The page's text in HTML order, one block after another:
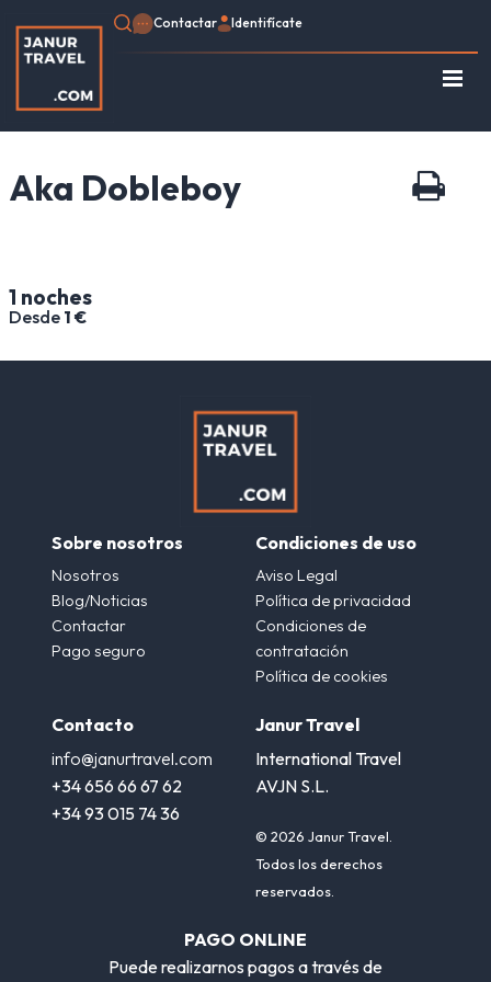
Contactar Identifícate
Inicio
Aka Dobleboy
1 noches
Desde 1 €
Sobre nosotros
Nosotros
Blog/Noticias
Contactar
Pago seguro
Condiciones de uso
Aviso Legal
Política de privacidad
Condiciones de
contratación
Política de cookies
Contacto
info@janurtravel.com
+34 656 66 67 62
+34 93 015 74 36
Janur Travel
International Travel
AVJN S.L.
© 2026 Janur Travel.
Todos los derechos
reservados.
PAGO ONLINE
Puede realizarnos pagos a través de